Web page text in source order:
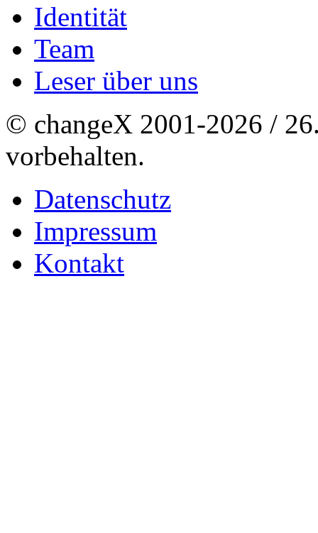
Identität
Team
Leser über uns
© changeX 2001-2026 /
vorbehalten.
Datenschutz
Impressum
Kontakt